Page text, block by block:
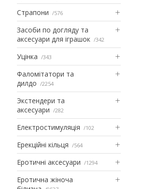
Страпони 576
Засоби по догляду та
аксесуари для іграшок
342
Уцінка 343
Фаломітатори та
дилдо
2254
Экстендери та
аксесуари
282
Електростимуляція 102
Ерекційні кільця 564
Еротичні аксесуари 1294
Еротична жіноча